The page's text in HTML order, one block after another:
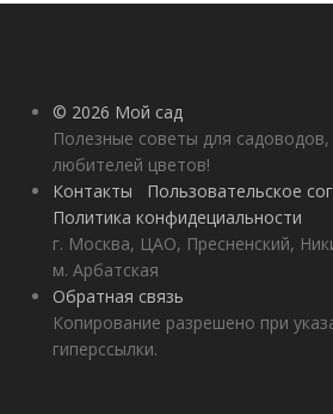
© 2026 Мой сад
Полезные советы для садоводов,
любителей цветов!
Контакты
Пользовательское
Политика конфидециальности
г. Москва, ЦАО, Пресненский,
м. Арбатская
Обратная связь
Копирование разрешено при
гиперссылки.